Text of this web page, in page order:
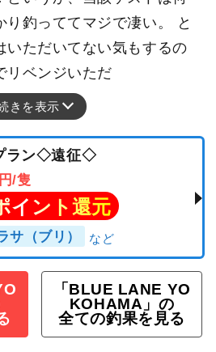
り釣っててマジで凄い。 と
いただいてない気もするの
リベンジいただ
きを表示
ラン◇遠征◇
円/隻
イント還元
サ（ブリ）
「BLUE LANE YO
KOHAMA」の
全ての釣果を見る